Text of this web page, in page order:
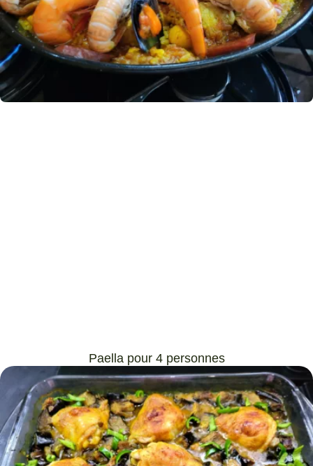
Paella pour 4 personnes